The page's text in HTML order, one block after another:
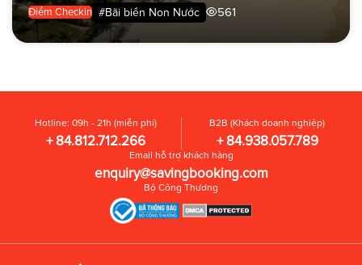
Điểm Checkin #Bãi biển Non Nước 561
Hotline: 09h - 21h (miễn phí)
+ 84.812.712.266
B2B (Khách doanh nghiệp)
+ 84.938.057.789
Email hỗ trợ khách hàng
enquiry@savingbooking.com
Bộ Công Thương